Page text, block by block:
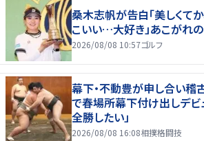
桑木志帆が告白「美しくて
こいい…大好き」あこがれ
2026/08/08 10:57ゴルフ
幕下・不動豊が申し合い
で春場所幕下付け出しデビ
全勝したい」
2026/08/08 16:08相撲格闘技